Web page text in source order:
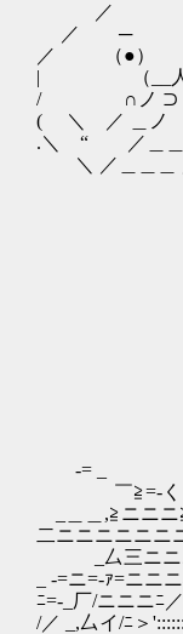
／
／ ─ ─
／ （●） （
| （__人
/ ∩ノ ⊃
( ＼ ／ ＿
.＼ “ ／＿
＼ ／＿＿＿
-‐,
／
/:７
/ }:
/ _＿
/ /::/
/ ＼Ｖ
/ // |:
/／ //
‐= _
￣≧=-く
_＿＿,≧ニ
二ニニニニニ
_厶三ニニニ
_ -=ニ=‐ｧ=ニ
ﾆ=-_厂/ニニニﾆ
/／ _,厶イ/ﾆ＞